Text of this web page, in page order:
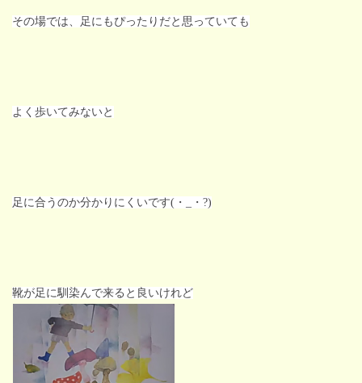
その場では、足にもぴったりだと思っていても
よく歩いてみないと
足に合うのか分かりにくいです(・_・?)
靴が足に馴染んで来ると良いけれど